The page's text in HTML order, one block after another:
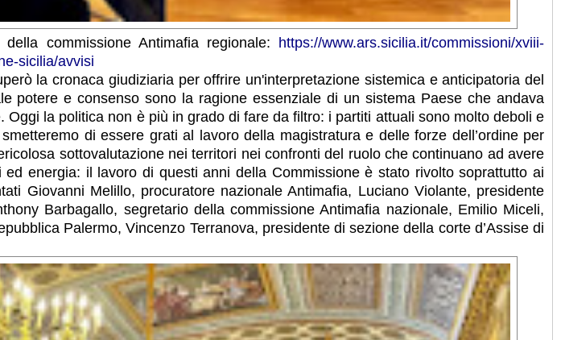
commissione Antimafia regionale: https://www.ars.sicilia.it/commissioni/xviii-
sicilia/avvisi
la cronaca giudiziaria per offrire un'interpretazione sistemica e anticipatoria del
potere e consenso sono la ragione essenziale di un sistema Paese che andava
la politica non è più in grado di fare da filtro: i partiti attuali sono molto deboli e
di essere grati al lavoro della magistratura e delle forze dell’ordine per
sottovalutazione nei territori nei confronti del ruolo che continuano ad avere
energia: il lavoro di questi anni della Commissione è stato rivolto soprattutto ai
Giovanni Melillo, procuratore nazionale Antimafia, Luciano Violante, presidente
Barbagallo, segretario della commissione Antimafia nazionale, Emilio Miceli,
Palermo, Vincenzo Terranova, presidente di sezione della corte d’Assise di